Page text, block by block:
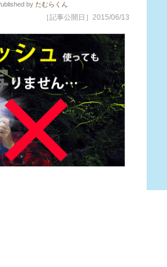
by たむらくん
［記事公開日］2015/06/13